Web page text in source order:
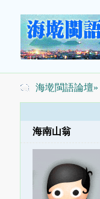
海墘閩語論壇»
海南山翁